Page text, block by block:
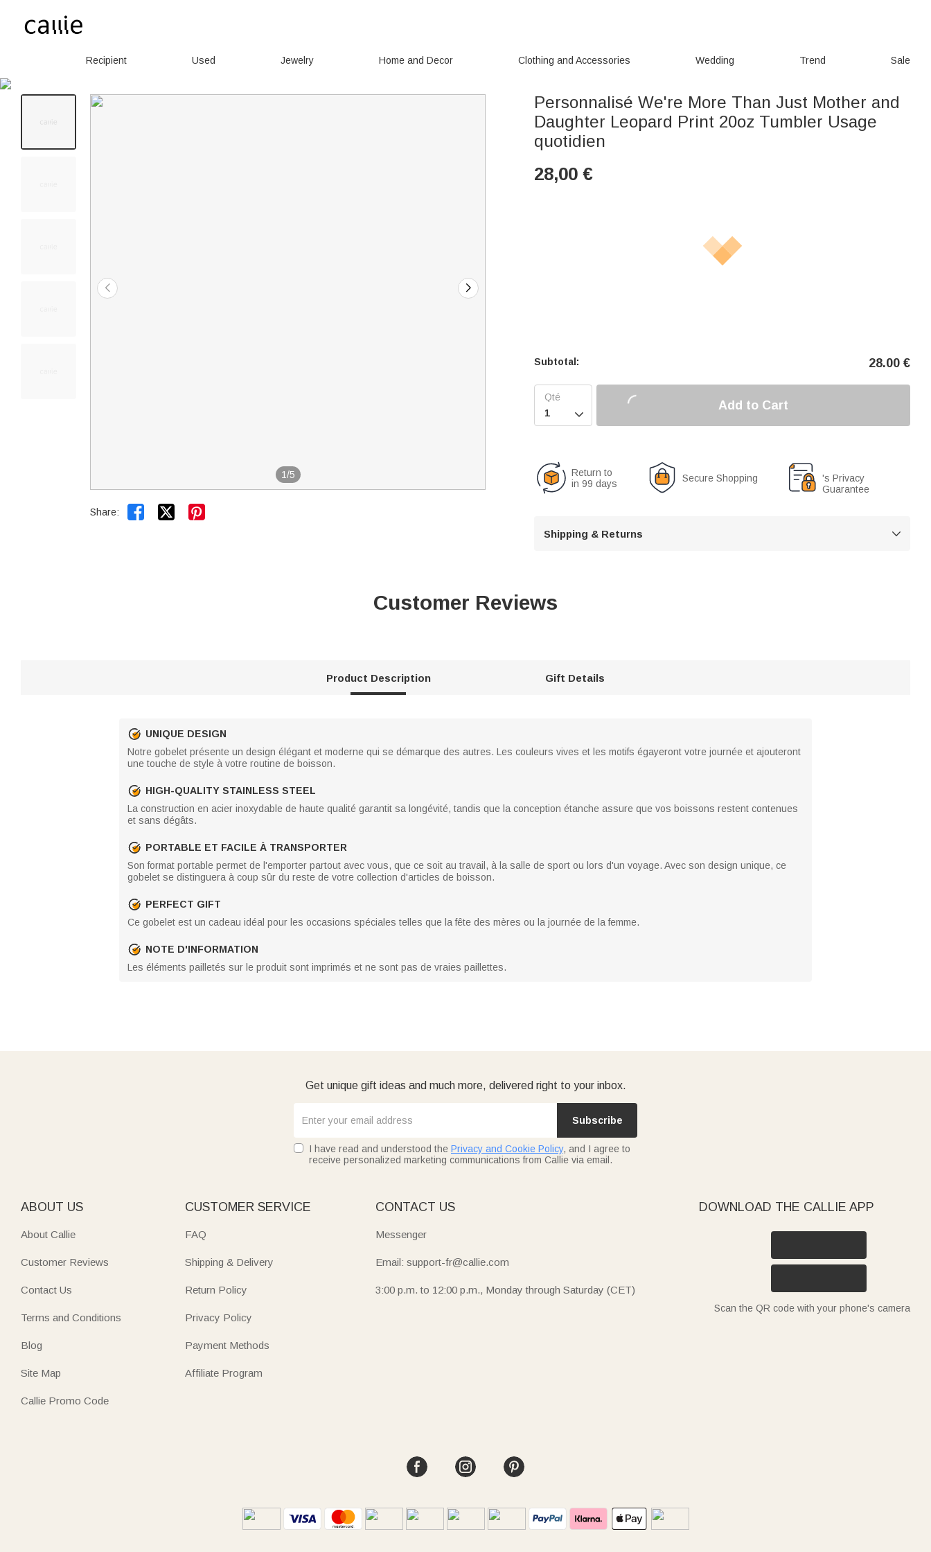
Recipient Used Jewelry Home and Decor Clothing and Accessories Wedding Trend Sale
1/5
Share:  
Personnalisé We're More Than Just Mother and
Daughter Leopard Print 20oz Tumbler Usage
quotidien
28,00 €
Subtotal: 28.00 €

Add to Cart
Return to
in 99 days
Secure Shopping
's Privacy
Guarantee
Shipping & Returns 
Customer Reviews
Product Description Gift Details
UNIQUE DESIGN
Notre gobelet présente un design élégant et moderne qui se démarque des autres. Les couleurs vives et les motifs égayeront votre journée et ajouteront
une touche de style à votre routine de boisson.
HIGH-QUALITY STAINLESS STEEL
La construction en acier inoxydable de haute qualité garantit sa longévité, tandis que la conception étanche assure que vos boissons restent contenues
et sans dégâts.
PORTABLE ET FACILE À TRANSPORTER
Son format portable permet de l'emporter partout avec vous, que ce soit au travail, à la salle de sport ou lors d'un voyage. Avec son design unique, ce
gobelet se distinguera à coup sûr du reste de votre collection d'articles de boisson.
PERFECT GIFT
Ce gobelet est un cadeau idéal pour les occasions spéciales telles que la fête des mères ou la journée de la femme.
NOTE D'INFORMATION
Les éléments pailletés sur le produit sont imprimés et ne sont pas de vraies paillettes.
Get unique gift ideas and much more, delivered right to your inbox.
Subscribe
I have read and understood the Privacy and Cookie Policy, and I agree to
receive personalized marketing communications from Callie via email.
ABOUT US
About Callie
Customer Reviews
Contact Us
Terms and Conditions
Blog
Site Map
Callie Promo Code
CUSTOMER SERVICE
FAQ
Shipping & Delivery
Return Policy
Privacy Policy
Payment Methods
Affiliate Program
CONTACT US
Messenger
Email: support-fr@callie.com
3:00 p.m. to 12:00 p.m., Monday through Saturday (CET)
DOWNLOAD THE CALLIE APP
Scan the QR code with your phone's camera